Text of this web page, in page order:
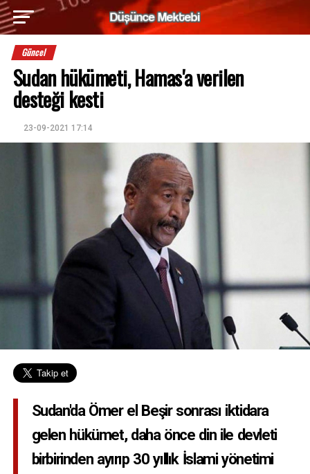
Güncel
Sudan hükümeti, Hamas'a verilen
desteği kesti
23-09-2021 17:14
Sudan'da Ömer el Beşir sonrası iktidara
gelen hükümet, daha önce din ile devleti
birbirinden ayırıp 30 yıllık İslami yönetimi